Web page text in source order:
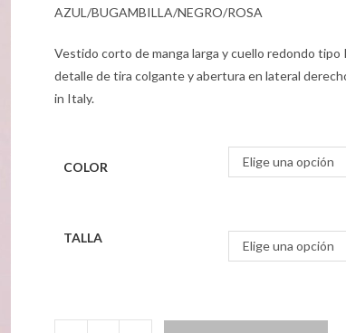
AZUL/BUGAMBILLA/NEGRO/ROSA
Vestido corto de manga larga y cuello redondo
detalle de tira colgante y abertura en lateral
in Italy.
COLOR Elige una opción
TALLA
Elige una opción